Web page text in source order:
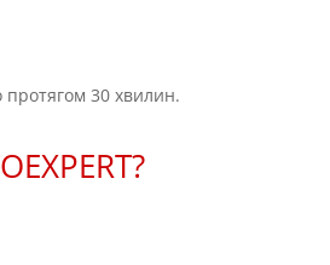
протягом 30 хвилин.